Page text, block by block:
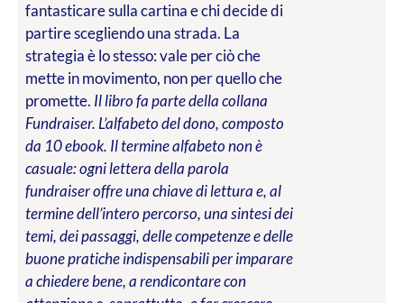
fantasticare sulla cartina e chi decide di
partire scegliendo una strada. La
strategia è lo stesso: vale per ciò che
mette in movimento, non per quello che
promette. Il libro fa parte della collana
Fundraiser. L’alfabeto del dono, composto
da 10 ebook. Il termine alfabeto non è
casuale: ogni lettera della parola
fundraiser offre una chiave di lettura e, al
termine dell’intero percorso, una sintesi dei
temi, dei passaggi, delle competenze e delle
buone pratiche indispensabili per imparare
a chiedere bene, a rendicontare con